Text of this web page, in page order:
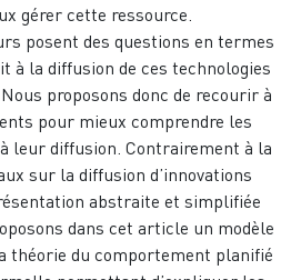
gérer cette ressource.
posent des questions en termes
à la diffusion de ces technologies
proposons donc de recourir à
pour mieux comprendre les
leur diffusion. Contrairement à la
sur la diffusion d’innovations
abstraite et simplifiée
dans cet article un modèle
théorie du comportement planifié